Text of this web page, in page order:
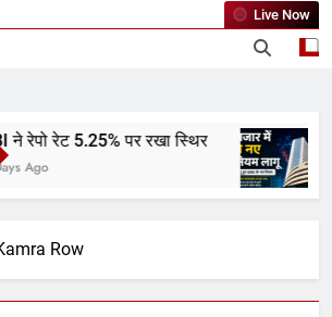
Live Now
ने रेपो रेट 5.25% पर रखा स्थिर
Ago
Row